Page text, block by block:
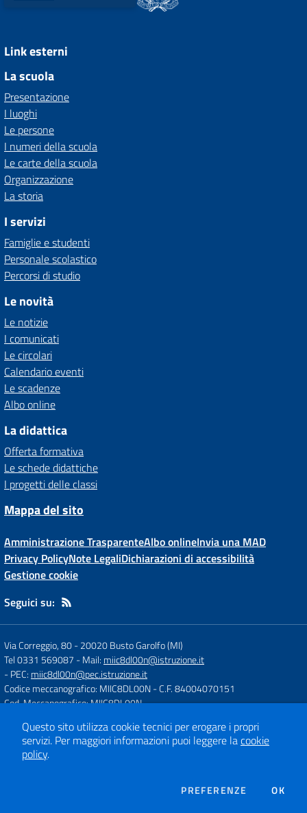
Link esterni
La scuola
Presentazione
I luoghi
Le persone
I numeri della scuola
Le carte della scuola
Organizzazione
La storia
I servizi
Famiglie e studenti
Personale scolastico
Percorsi di studio
Le novità
Le notizie
I comunicati
Le circolari
Calendario eventi
Le scadenze
Albo online
La didattica
Offerta formativa
Le schede didattiche
I progetti delle classi
Mappa del sito
Amministrazione TrasparenteAlbo onlineInvia una MAD
Privacy PolicyNote LegaliDichiarazioni di accessibilità
Gestione cookie
Seguici su:
Via Correggio, 80-20020 Busto Garolfo (MI)
Tel 0331 569087 - Mail: miic8dl00n@istruzione.it
- PEC: miic8dl00n@pec.istruzione.it
Codice meccanografico: MIIC8DL00N- C.F. 84004070151
Cod. Meccanografico: MIIC8DL00N
Concept & Design by
Designers Italia
Questo sito utilizza cookie tecnici per erogare i propri
servizi. Per maggiori informazioni puoi leggere lacookie
policy.
PREFERENZE DEI COOKIE
OK